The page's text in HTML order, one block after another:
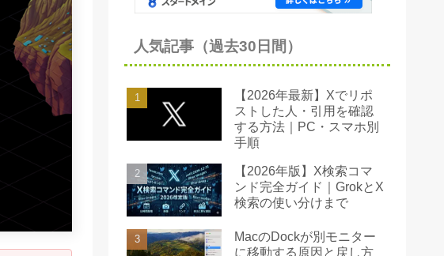
人気記事（過去30日間）
【2026年最新】Xでリポ
ストした人・引用を確認
する方法｜PC・スマホ別
手順
【2026年版】X検索コマ
ンド完全ガイド｜GrokとX
検索の使い分けまで
MacのDockが別モニター
に移動する原因と戻し方